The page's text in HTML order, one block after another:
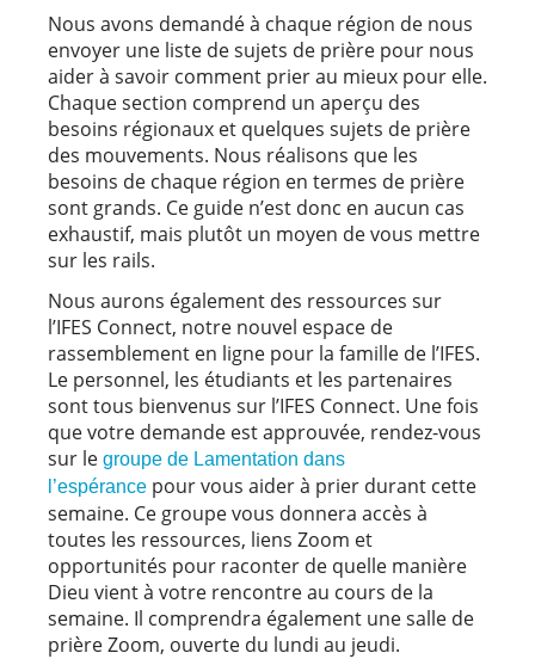
Nous avons demandé à chaque région de nous
envoyer une liste de sujets de prière pour nous
aider à savoir comment prier au mieux pour elle.
Chaque section comprend un aperçu des
besoins régionaux et quelques sujets de prière
des mouvements. Nous réalisons que les
besoins de chaque région en termes de prière
sont grands. Ce guide n’est donc en aucun cas
exhaustif, mais plutôt un moyen de vous mettre
sur les rails.
Nous aurons également des ressources sur
l’IFES Connect, notre nouvel espace de
rassemblement en ligne pour la famille de l’IFES.
Le personnel, les étudiants et les partenaires
sont tous bienvenus sur l’IFES Connect. Une fois
que votre demande est approuvée, rendez-vous
sur le groupe de Lamentation dans
l’espérance pour vous aider à prier durant cette
semaine. Ce groupe vous donnera accès à
toutes les ressources, liens Zoom et
opportunités pour raconter de quelle manière
Dieu vient à votre rencontre au cours de la
semaine. Il comprendra également une salle de
prière Zoom, ouverte du lundi au jeudi.